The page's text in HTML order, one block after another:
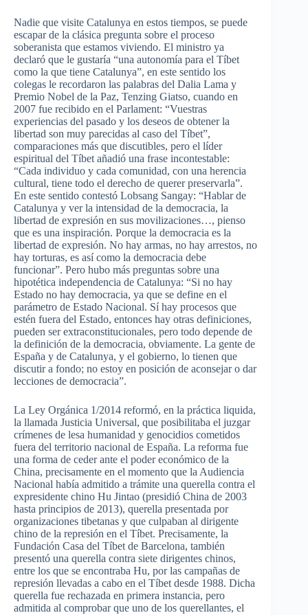
Nadie que visite Catalunya en estos tiempos, se puede
escapar de la clásica pregunta sobre el proceso
soberanista que estamos viviendo. El ministro ya
declaró que le gustaría “una autonomía para el Tíbet
como la que tiene Catalunya”, en este sentido los
colegas le recordaron las palabras del Dalia Lama y
Premio Nobel de la Paz, Tenzing Giatso, cuando en
2007 fue recibido en el Parlament: “Vuestras
experiencias del pasado y los deseos de obtener la
libertad son muy parecidas al caso del Tíbet”,
comparaciones más que discutibles, pero el líder
espiritual del Tíbet añadió una frase incontestable:
“Cada individuo y cada comunidad, con una herencia
cultural, tiene todo el derecho de querer preservarla”.
En este sentido contestó Lobsang Sangay: “Hablar de
Catalunya y ver la intensidad de la democracia, la
libertad de expresión en sus movilizaciones…, pienso
que es una inspiración. Porque la democracia es la
libertad de expresión. No hay armas, no hay arrestos, no
hay torturas, es así como la democracia debe
funcionar”. Pero hubo más preguntas sobre una
hipotética independencia de Catalunya: “Si no hay
Estado no hay democracia, ya que se define en el
parámetro de Estado Nacional. Sí hay procesos que
estén fuera del Estado, entonces hay otras definiciones,
pueden ser extraconstitucionales, pero todo depende de
la definición de la democracia, obviamente. La gente de
España y de Catalunya, y el gobierno, lo tienen que
discutir a fondo; no estoy en posición de aconsejar o dar
lecciones de democracia”.
La Ley Orgánica 1/2014 reformó, en la práctica liquida,
la llamada Justicia Universal, que posibilitaba el juzgar
crímenes de lesa humanidad y genocidios cometidos
fuera del territorio nacional de España. La reforma fue
una forma de ceder ante el poder económico de la
China, precisamente en el momento que la Audiencia
Nacional había admitido a trámite una querella contra el
expresidente chino Hu Jintao (presidió China de 2003
hasta principios de 2013), querella presentada por
organizaciones tibetanas y que culpaban al dirigente
chino de la represión en el Tíbet. Precisamente, la
Fundación Casa del Tíbet de Barcelona, también
presentó una querella contra siete dirigentes chinos,
entre los que se encontraba Hu, por las campañas de
represión llevadas a cabo en el Tíbet desde 1988. Dicha
querella fue rechazada en primera instancia, pero
admitida al comprobar que uno de los querellantes, el